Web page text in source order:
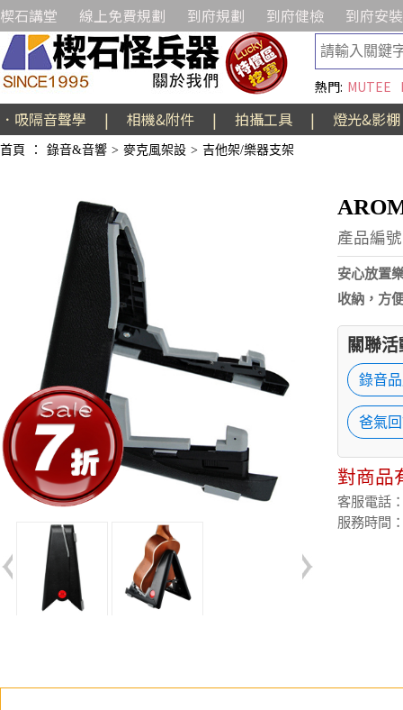
楔石講堂 線上免費規劃 到府規劃 到府健檢 到府安裝
熱門: MUTEE
．吸隔音聲學 | 相機&附件 | 拍攝工具 | 燈光&影棚
首頁 ： 錄音&音響 > 麥克風架設 > 吉他架/樂器支架
產品編
安心放置
收納，方
關聯
錄音
爸氣
對商品
客服電話
服務時間